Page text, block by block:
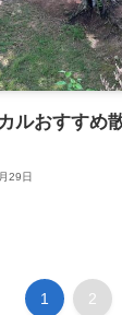
ルおすすめ
29日
1 2